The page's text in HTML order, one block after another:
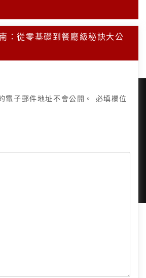
：從零基礎到餐廳級秘訣大公
電子郵件地址不會公開。
必填欄位